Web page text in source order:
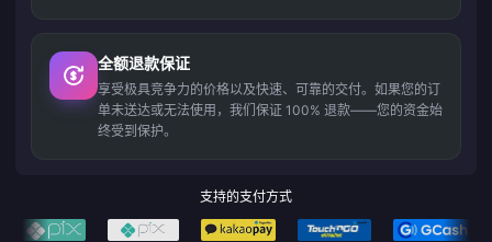
全额退款保证
享受极具竞争力的价格以及快速、可靠的交付。如果您的订
单未送达或无法使用，我们保证 100% 退款——您的资金始
终受到保护。
支持的支付方式